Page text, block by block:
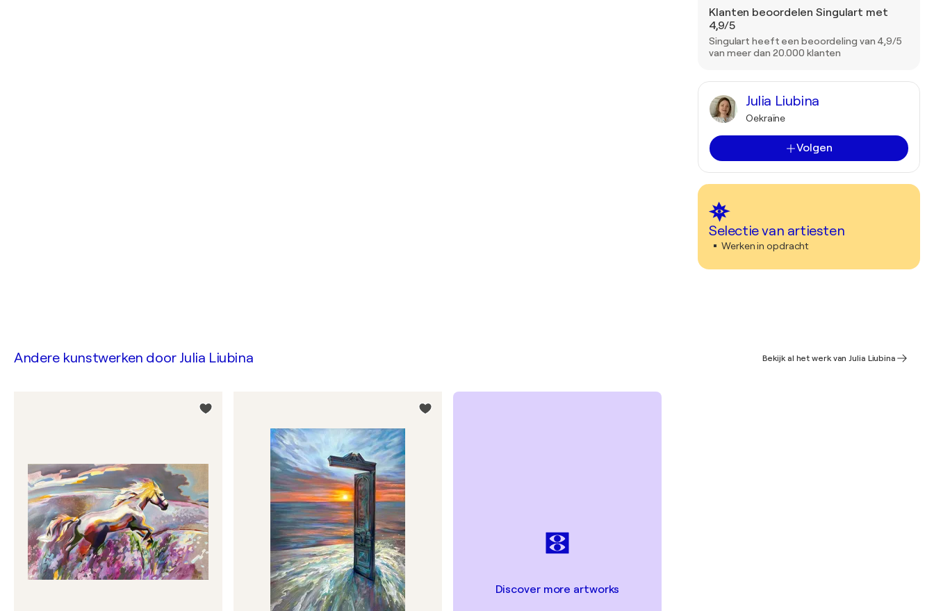
Klanten beoordelen Singulart met
4,9/5
Singulart heeft een beoordeling van 4,9/5
van meer dan 20.000 klanten
Julia Liubina
Oekraïne
Volgen
Selectie van artiesten
Werken in opdracht
Andere kunstwerken door Julia Liubina Bekijk al het werk van Julia Liubina
Discover more artworks